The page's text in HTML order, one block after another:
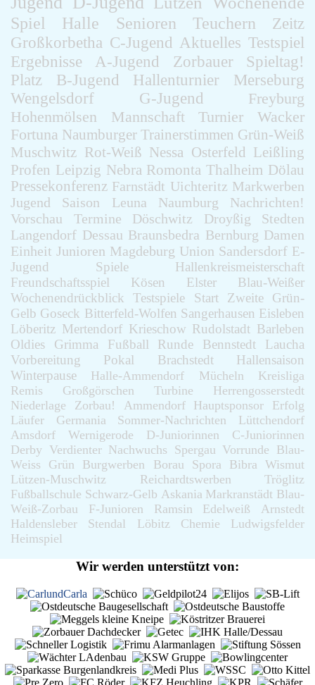
Spiel
Halle Senioren Teuchern
Zeitz
Großkorbetha C-Jugend Aktuelles Testspiel
Ergebnisse
A-Jugend Zorbauer
Spieltag!
Platz
B-Jugend Hallenturnier
Merseburg
Wengelsdorf
G-Jugend
Freyburg
Hohenmölsen
Mannschaft Turnier
Wacker
Fortuna Naumburger Trainerstimmen Grün-Weiß
Muschwitz Rot-Weiß Nessa Osterfeld Leißling
Profen Leipzig Nebra Romonta Thalheim Dölau
Pressekonferenz Farnstädt Uichteritz Markwerben
Jugend
Saison Leuna Naumburg
Nachrichten!
Vorschau
Termine Döschwitz Droyßig
Stedten
Langendorf Dessau Braunsbedra Bernburg Damen
Einheit Junioren Magdeburg Union Sandersdorf E-
Jugend
Spiele
Hallenkreismeisterschaft
Freundschaftsspiel
Kösen Elster
Blau-Weißer
Wochenendrückblick
Testspiele Start Zweite
Grün-
Gelb Goseck Bitterfeld-Wolfen Sangerhausen Eisleben
Löberitz Mertendorf Krieschow Rudolstadt Barleben
Oldies
Grimma Fußball Runde Bennstedt
Laucha
Vorbereitung
Pokal Brachstedt
Hallensaison
Winterpause
Halle-Ammendorf Mücheln
Kreisliga
Remis
Großgörschen Turbine
Herrengosserstedt
Niederlage
Zorbau! Ammendorf Hauptsponsor
Erfolg
Läufer
Germania Sommer-Nachrichten
Lüttchendorf
Amsdorf
Wernigerode D-Juniorinnen
C-Juniorinnen
Derby Verdienter Nachwuchs Spergau Vorrunde Blau-
Weiss
Grün Burgwerben Borau Spora Bibra
Wismut
Lützen-Muschwitz
Reichardtswerben
Tröglitz
Fußballschule Schwarz-Gelb Askania Markranstädt Blau-
Weiß-Zorbau
F-Junioren Ramsin Edelweiß
Arnstedt
Haldensleber
Stendal Löbitz Chemie
Ludwigsfelder
Heimspiel
Wir werden unterstützt von: